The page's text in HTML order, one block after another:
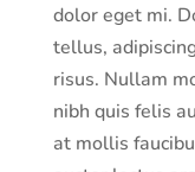
dolor eget mi.
tellus,
risus. Nullam
nibh quis felis
at mollis